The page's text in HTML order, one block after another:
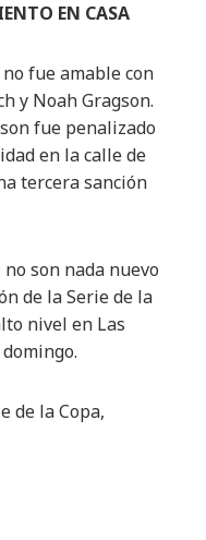
EN CASA
fue amable con
y Noah Gragson.
fue penalizado
en la calle de
tercera sanción
son nada nuevo
de la Serie de la
nivel en Las
de la Copa,